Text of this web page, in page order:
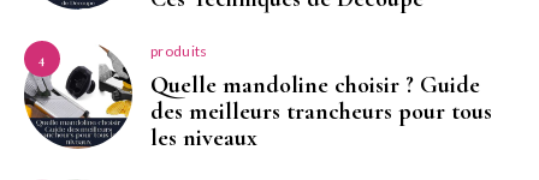
4 produits
Quelle mandoline choisir ? Guide
des meilleurs trancheurs pour tous
les niveaux